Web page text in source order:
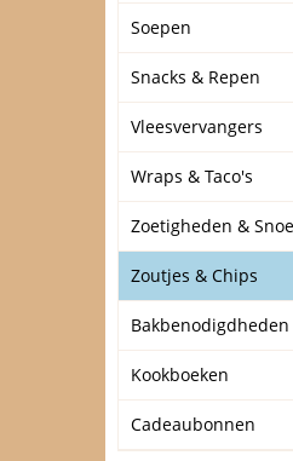
Soepen
Snacks & Repen
Vleesvervangers
Wraps & Taco's
Zoetigheden &
Zoutjes & Chips
Bakbenodigdheden
Kookboeken
Cadeaubonnen